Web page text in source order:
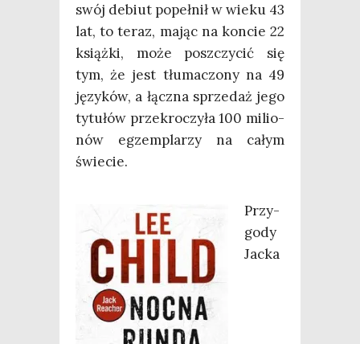
swój debiut popeł­nił w wie­ku 43
lat, to teraz, mając na kon­cie 22
książ­ki, może poszczy­cić się
tym, że jest tłu­ma­czo­ny na 49
języ­ków, a łącz­na sprze­daż jego
tytu­łów prze­kro­czy­ła 100 milio­
nów egzem­pla­rzy na całym
świecie.
Przy­
go­dy
Jac­ka